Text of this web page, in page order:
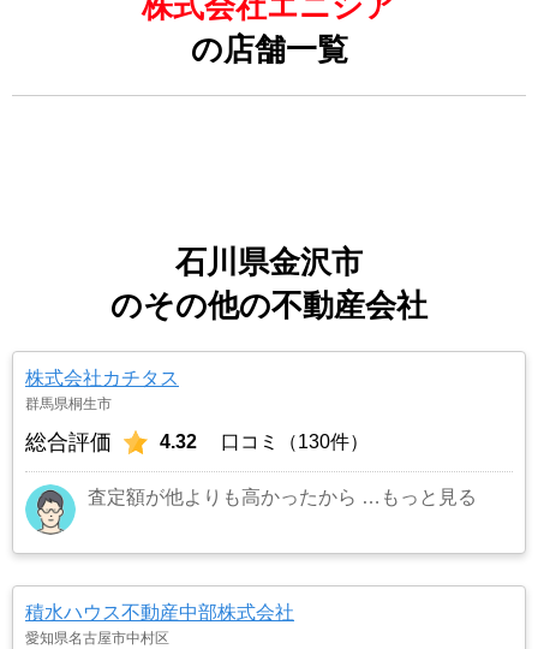
の店舗一覧
石川県金沢市
のその他の不動産会社
株式会社カチタス
群馬県桐生市
総合評価 4.32 口コミ（130件）
査定額が他よりも高かったから …もっと見る
積水ハウス不動産中部株式会社
愛知県名古屋市中村区